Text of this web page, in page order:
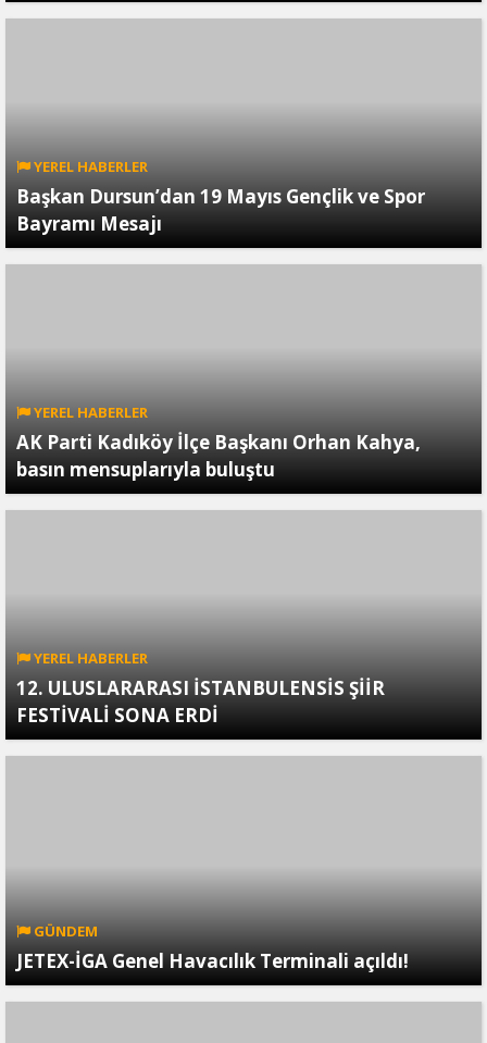
YEREL HABERLER
Başkan Dursun’dan 19 Mayıs Gençlik ve Spor
Bayramı Mesajı
YEREL HABERLER
AK Parti Kadıköy İlçe Başkanı Orhan Kahya,
basın mensuplarıyla buluştu
YEREL HABERLER
12. ULUSLARARASI İSTANBULENSİS ŞİİR
FESTİVALİ SONA ERDİ
GÜNDEM
JETEX-İGA Genel Havacılık Terminali açıldı!